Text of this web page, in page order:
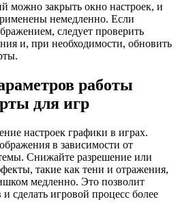
можно закрыть окно настроек, и
немедленно. Если
следует проверить
и, при необходимости, обновить
работы
для игр
настроек графики в играх.
в зависимости от
Снижайте разрешение или
такие как тени и отражения,
медленно. Это позволит
сделать игровой процесс более